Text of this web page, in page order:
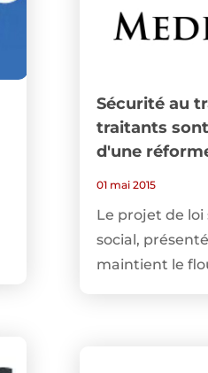
Sécurité au
traitants
d'une
01 mai 2015
Le projet de loi
social,
maintient le